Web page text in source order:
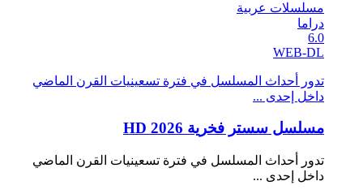
مسلسلات عربية
دراما
6.0
WEB-DL
تدور أحداث المسلسل في فترة تسعينيات القرن الماضي
داخل إحدى ...
مسلسل سستر فخرية 2026 HD
تدور أحداث المسلسل في فترة تسعينيات القرن الماضي
داخل إحدى ...